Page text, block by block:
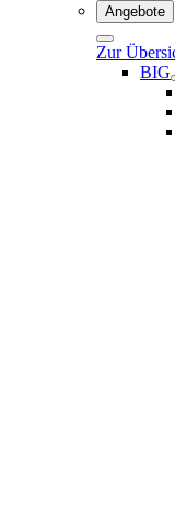
Angebote
Zur
BIG